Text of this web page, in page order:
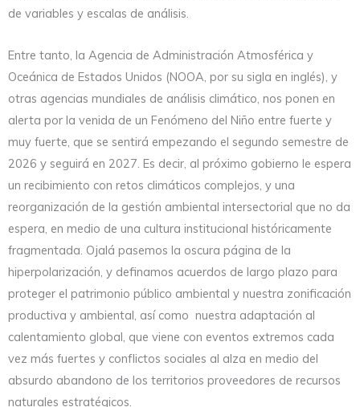
de variables y escalas de análisis.
Entre tanto, la Agencia de Administración Atmosférica y
Oceánica de Estados Unidos (NOOA, por su sigla en inglés), y
otras agencias mundiales de análisis climático, nos ponen en
alerta por la venida de un Fenómeno del Niño entre fuerte y
muy fuerte, que se sentirá empezando el segundo semestre de
2026 y seguirá en 2027. Es decir, al próximo gobierno le espera
un recibimiento con retos climáticos complejos, y una
reorganización de la gestión ambiental intersectorial que no da
espera, en medio de una cultura institucional históricamente
fragmentada. Ojalá pasemos la oscura página de la
hiperpolarización, y definamos acuerdos de largo plazo para
proteger el patrimonio público ambiental y nuestra zonificación
productiva y ambiental, así como nuestra adaptación al
calentamiento global, que viene con eventos extremos cada
vez más fuertes y conflictos sociales al alza en medio del
absurdo abandono de los territorios proveedores de recursos
naturales estratégicos.